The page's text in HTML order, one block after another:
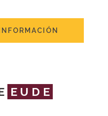
EUDE